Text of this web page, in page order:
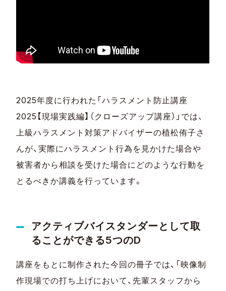
2025年度に行われた「ハラスメント防止講座
2025【現場実践編】（クローズアップ講座）」では、
上級ハラスメント対策アドバイザーの植松侑子さ
んが、実際にハラスメント行為を見かけた場合や
被害者から相談を受けた場合にどのような行動を
とるべきか講義を行っています。
アクティブバイスタンダーとして取
ることができる5つのD
講座をもとに制作された今回の冊子では、「映像制
作現場での打ち上げにおいて、先輩スタッフから